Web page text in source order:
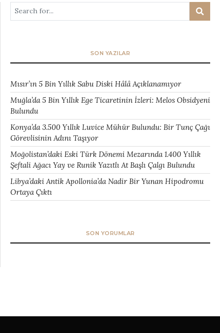
SON YAZILAR
Mısır’ın 5 Bin Yıllık Sabu Diski Hâlâ Açıklanamıyor
Muğla’da 5 Bin Yıllık Ege Ticaretinin İzleri: Melos Obsidyeni
Bulundu
Konya’da 3.500 Yıllık Luvice Mühür Bulundu: Bir Tunç Çağı
Görevlisinin Adını Taşıyor
Moğolistan’daki Eski Türk Dönemi Mezarında 1.400 Yıllık
Şeftali Ağacı Yay ve Runik Yazıtlı At Başlı Çalgı Bulundu
Libya’daki Antik Apollonia’da Nadir Bir Yunan Hipodromu
Ortaya Çıktı
SON YORUMLAR